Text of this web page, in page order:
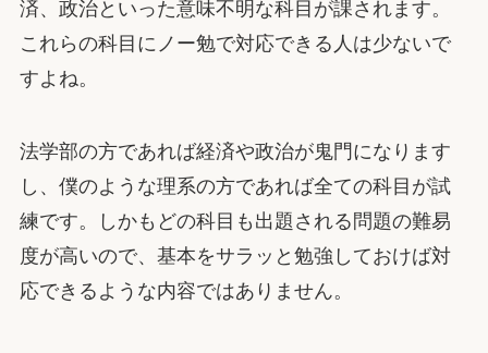
済、政治といった意味不明な科目が課されます。
これらの科目にノー勉で対応できる人は少ないで
すよね。
法学部の方であれば経済や政治が鬼門になります
し、僕のような理系の方であれば全ての科目が試
練です。しかもどの科目も出題される問題の難易
度が高いので、基本をサラッと勉強しておけば対
応できるような内容ではありません。